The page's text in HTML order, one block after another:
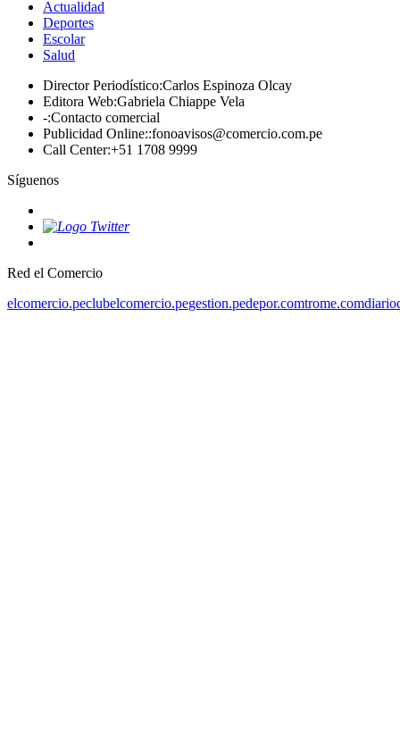
Actualidad
Deportes
Escolar
Salud
Director Periodístico:Carlos Espinoza Olcay
Editora Web:Gabriela Chiappe Vela
-:Contacto comercial
Publicidad Online::fonoavisos@comercio.com.pe
Call Center:+51 1708 9999
Síguenos
Red el Comercio
elcomercio.peclubelcomercio.pegestion.pedepor.comtrome.com